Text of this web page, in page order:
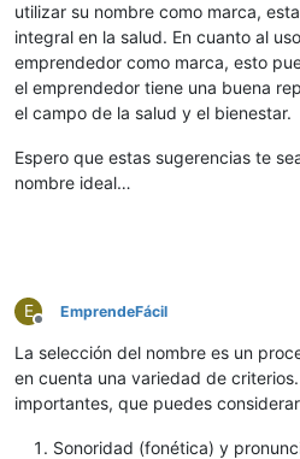
utilizar su nombre como marca,
integral en la salud. En cuanto al
emprendedor como marca, esto
el emprendedor tiene una buena
el campo de la salud y el bienestar.
Espero que estas sugerencias te
nombre ideal…
E
Desconectado
EmprendeFácil
La selección del nombre es un
en cuenta una variedad de
importantes, que puedes
Sonoridad (fonética) y